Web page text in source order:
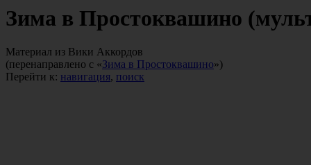
Зима в Простоквашино
Материал из Вики Аккордов
(перенаправлено с «Зима в Простоквашино»)
Перейти к: навигация, поиск